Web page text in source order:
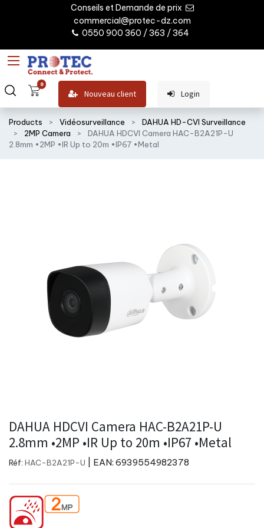
Conseils et Demande de prix
commercial@protec-dz.com
0550 900 360 / 363 / 364
0
Nouveau client Login
Products Vidéosurveillance
DAHUA HD-CVI Surveillance
2MP Camera
DAHUA HDCVI Camera HAC-B2A21P-U
2.8mm •2MP •IR Up to 20m •IP67 •Metal
DAHUA HDCVI Camera HAC-B2A21P-U
2.8mm •2MP •IR Up to 20m •IP67 •Metal
Réf: HAC-B2A21P-U | EAN: 6939554982378